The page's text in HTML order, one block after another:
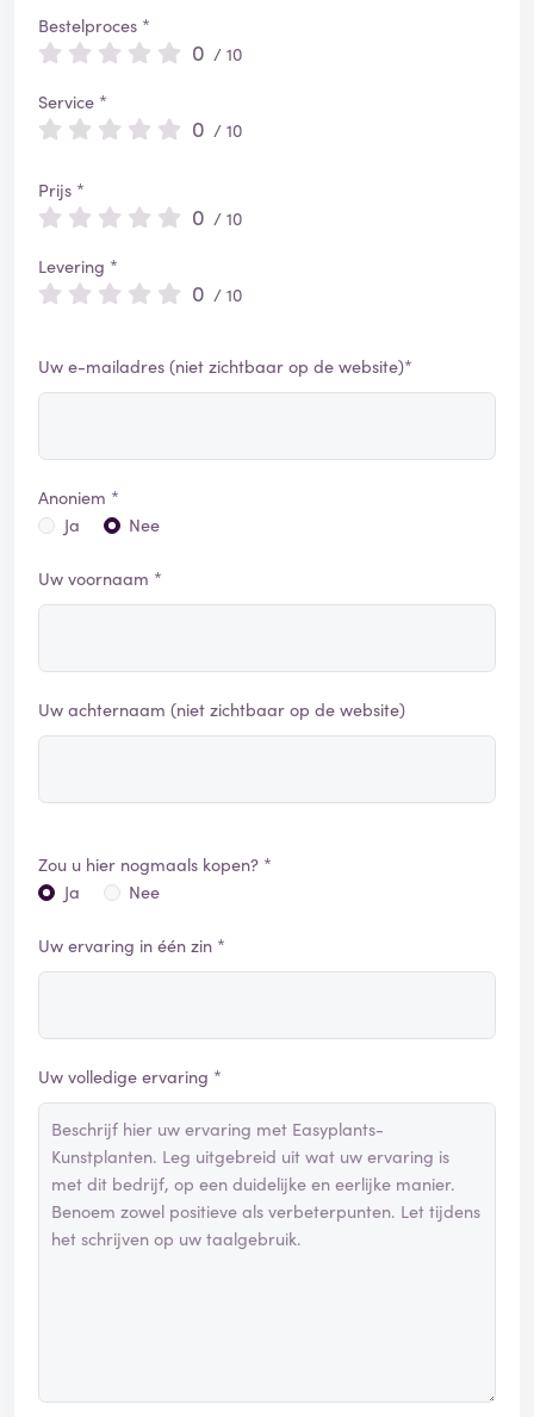
Bestelproces *
0 / 10
Service *
0 / 10
Prijs *
0 / 10
Levering *
0 / 10
Uw e-mailadres (niet zichtbaar op de website)*
Anoniem *
Ja
Nee
Uw voornaam *
Uw achternaam (niet zichtbaar op de website)
Zou u hier nogmaals kopen? *
Ja
Nee
Uw ervaring in één zin *
Uw volledige ervaring *